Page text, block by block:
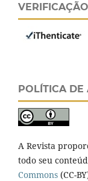
POLÍTICA DE
A Revista
todo seu
Commons (CC-